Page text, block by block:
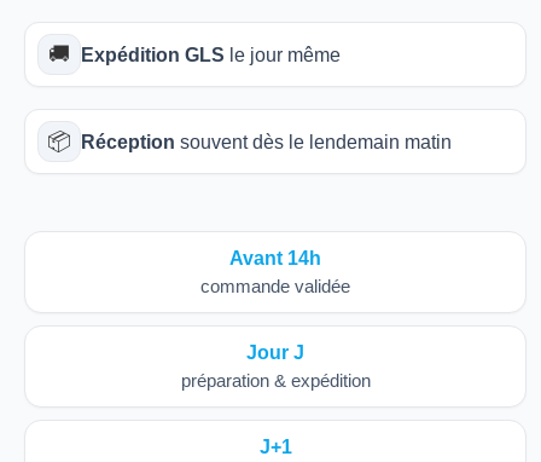
🚚 Expédition GLS le jour même
📦 Réception souvent dès le lendemain matin
Avant 14h
commande validée
Jour J
préparation & expédition
J+1